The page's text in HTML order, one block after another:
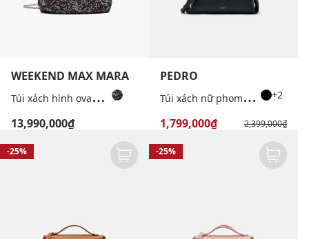
WEEKEND MAX MARA
T
úi xách hình oval phối quai xích Wkaaccenni
13,990,000₫
PEDRO
T
úi xách nữ phom chữ nhật Lia +2
1,799,000₫ 2,399,000₫
-25% -25%